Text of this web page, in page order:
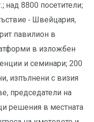
над 8800 посетители;
- Швейцария,
павилион в
в изложбен
и семинари; 200
изпълнени с визия
председатели на
решения в местната